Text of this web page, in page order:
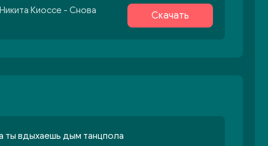
Киоссе - Снова
Скачать
ты вдыхаешь дым танцпола